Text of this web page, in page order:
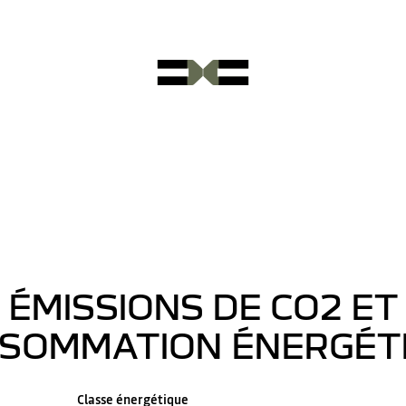
ÉMISSIONS DE CO2 ET
Classe énergétique